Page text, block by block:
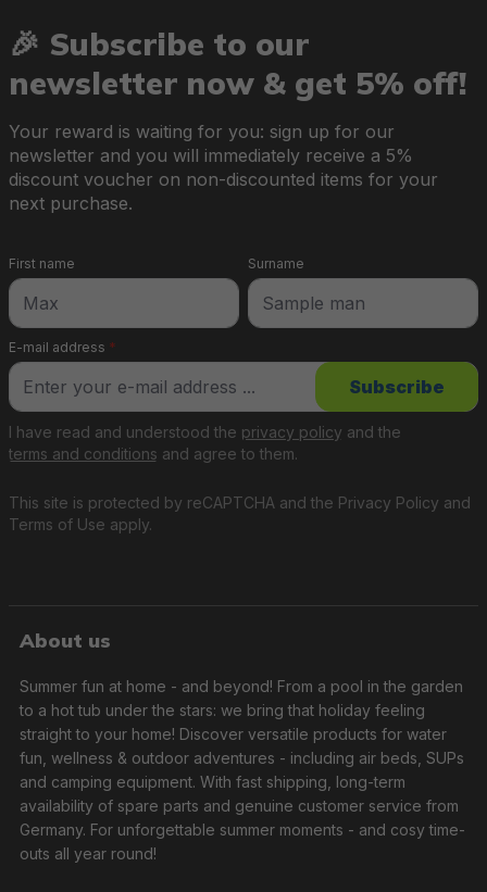
🎉 Subscribe to our
newsletter now & get 5% off!
Your reward is waiting for you: sign up for our
newsletter and you will immediately receive a 5%
discount voucher on non-discounted items for your
next purchase.
E-mail address *
First name Surname
This site is protected by reCAPTCHA and the Privacy Policy and
Terms of Use apply.
I have read and understood the privacy policy and the
terms and conditions and agree to them.
Subscribe
About us
Summer fun at home - and beyond! From a pool in the garden
to a hot tub under the stars: we bring that holiday feeling
straight to your home! Discover versatile products for water
fun, wellness & outdoor adventures - including air beds, SUPs
and camping equipment. With fast shipping, long-term
availability of spare parts and genuine customer service from
Germany. For unforgettable summer moments - and cosy time-
outs all year round!